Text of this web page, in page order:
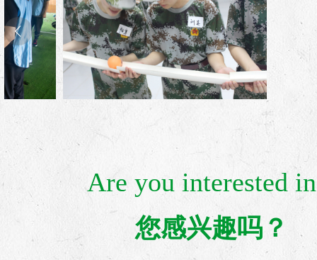
Are you interested
您感兴趣吗？